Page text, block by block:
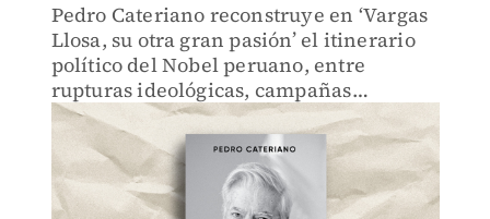
Pedro Cateriano reconstruye en ‘Vargas
Llosa, su otra gran pasión’ el itinerario
político del Nobel peruano, entre
rupturas ideológicas, campañas
presidenciales y una militancia liberal a
contracorriente.